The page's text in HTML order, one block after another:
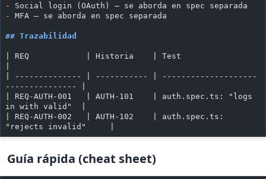
-
Social login (OAuth) — se aborda en spec separada
-
MFA — se aborda en spec separada
## Trazabilidad
| REQ            | Historia    | Test
| -------------- | ----------- | --------------------
--------------- |
| REQ-AUTH-001   | AUTH-101    | auth.spec.ts: "logs
in with valid"  |
| REQ-AUTH-002   | AUTH-102    | auth.spec.ts:
"rejects invalid"     |
Guía rápida (cheat sheet)